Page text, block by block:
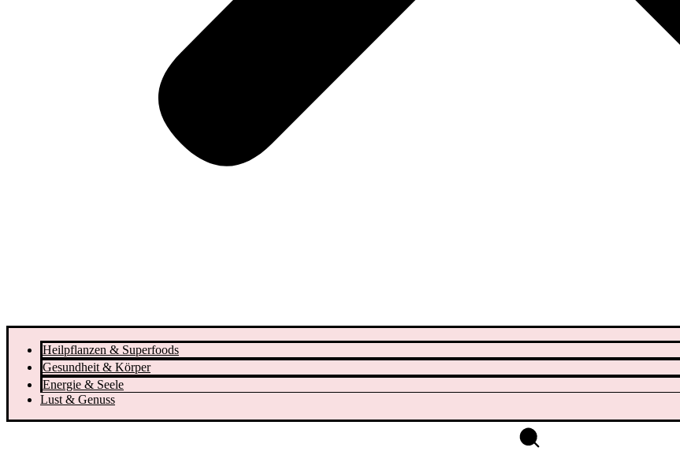
Heilpflanzen & Superfoods
Gesundheit & Körper
Energie & Seele
Lust & Genuss